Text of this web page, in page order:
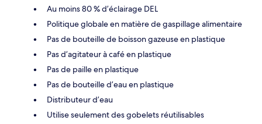
Au moins 80 % d’éclairage DEL
Politique globale en matière de gaspillage alimentaire
Pas de bouteille de boisson gazeuse en plastique
Pas d’agitateur à café en plastique
Pas de paille en plastique
Pas de bouteille d’eau en plastique
Distributeur d’eau
Utilise seulement des gobelets réutilisables